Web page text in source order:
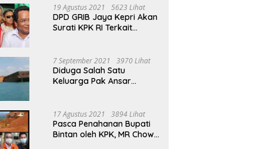
Open House Apri Sujadi
19 Agustus 2021 5623 Lihat
DPD GRIB Jaya Kepri Akan
Surati KPK RI Terkait
Bupati Bintan
7 September 2021 3970 Lihat
Diduga Salah Satu
Keluarga Pak Ansar
Boksit Ilegal Di Bintan
17 Agustus 2021 3894 Lihat
Pasca Penahanan Bupati
Bintan oleh KPK, MR Chow